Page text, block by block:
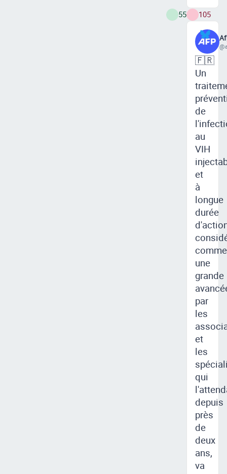
55 105
🇫🇷
Un
de
au
VIH
et
à
longue
durée
comme
une
grande
par
les
et
les
qui
depuis
près
de
deux
ans,
va